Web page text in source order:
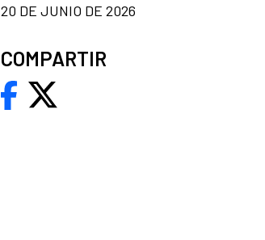
20 DE JUNIO DE 2026
COMPARTIR